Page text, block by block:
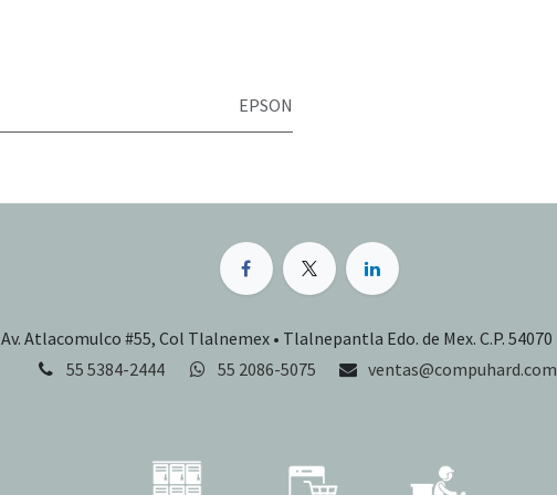
EPSON
Av. Atlacomulco #55, Col Tlalnemex • Tlalnepantla Edo. de Mex. C.P. 54070
55 5384-2444
55 2086-5075